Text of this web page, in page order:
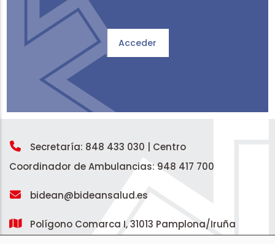
Acceder
Secretaría: 848 433 030 |
Centro
Coordinador de Ambulancias: 948 417 700
bidean@bideansalud.es
Polígono Comarca I, 31013 Pamplona/Iruña